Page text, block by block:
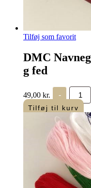
Tilføj som favorit
DMC
g fed
49,00 kr. -
DMC
No.
16
-
Blanc
-
10
g
fed
antal
Tilføj til kurv